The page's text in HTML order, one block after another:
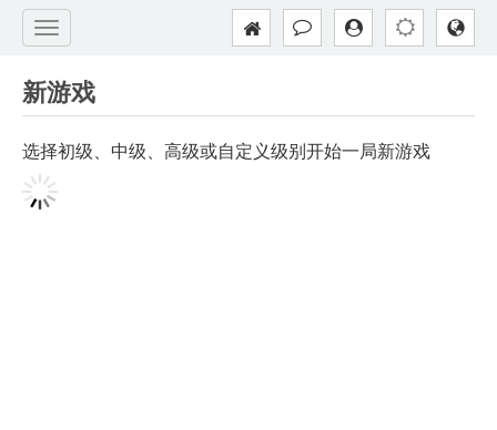
新游戏
选择初级、中级、高级或自定义级别开始一局新游戏